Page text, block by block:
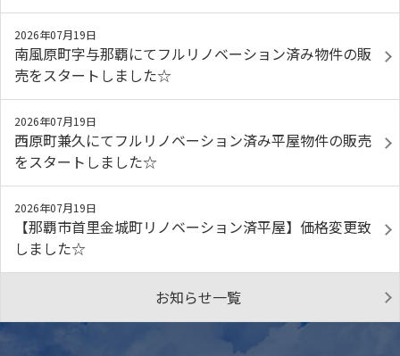
2026年07月19日
南風原町字与那覇にてフルリノベーション済み物件の販
売をスタートしました☆
2026年07月19日
西原町兼久にてフルリノベーション済み平屋物件の販売
をスタートしました☆
2026年07月19日
【那覇市首里金城町リノベーション済平屋】価格変更致
しました☆
お知らせ一覧